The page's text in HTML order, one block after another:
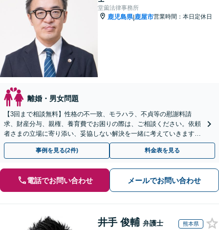
堂薗法律事務所
鹿児島県|鹿屋市営業時間：本日定休日
離婚・男女問題
【3回まで相談無料】性格の不一致、モラハラ、不貞等の慰謝料請
求、財産分与、親権、養育費でお困りの際は、ご相談ください。依頼
者さまの立場に寄り添い、妥協しない解決を一緒に考えていきます。
【休日・夜間相談可】【電話・メール・WEB相談可】
事例を見る(2件) 料金表を見る
電話でお問い合わせ メールでお問い合わせ
井手 俊輔 弁護士 熊本県